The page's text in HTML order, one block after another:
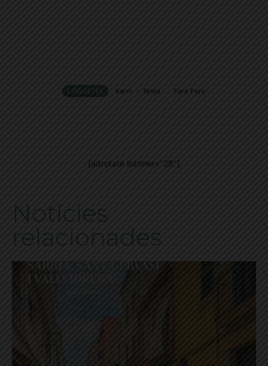
ETIQUETES barri festa Turó Parc
[adrotate banner="28"]
Notícies
relacionades